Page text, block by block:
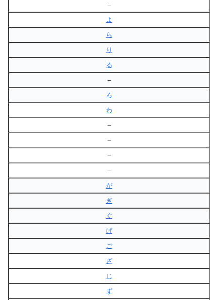
–
よ
ら
り
る
–
ろ
わ
–
–
–
–
が
ぎ
ぐ
げ
ご
ざ
じ
ず